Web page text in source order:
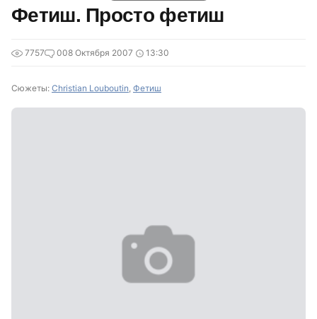
Фетиш. Просто фетиш
7757 008 Октября 2007 13:30
Сюжеты: Christian Louboutin, Фетиш